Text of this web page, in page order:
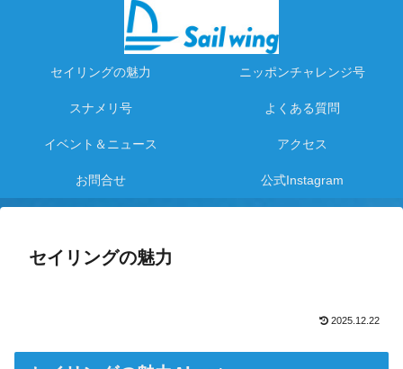
セイリングの魅力 ニッポンチャレンジ号
スナメリ号 よくある質問
イベント＆ニュース アクセス
お問合せ 公式Instagram
セイリングの魅力
2025.12.22